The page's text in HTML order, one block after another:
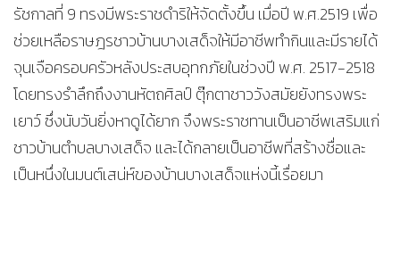
รัชกาลที่ 9 ทรงมีพระราชดำริให้จัดตั้งขึ้น เมื่อปี พ.ศ.2519 เพื่อ
ช่วยเหลือราษฎรชาวบ้านบางเสด็จให้มีอาชีพทำกินและมีรายได้
จุนเจือครอบครัวหลังประสบอุทกภัยในช่วงปี พ.ศ. 2517-2518
โดยทรงรำลึกถึงงานหัตถศิลป์ ตุ๊กตาชาววังสมัยยังทรงพระ
เยาว์ ซึ่งนับวันยิ่งหาดูได้ยาก จึงพระราชทานเป็นอาชีพเสริมแก่
ชาวบ้านตำบลบางเสด็จ และได้กลายเป็นอาชีพที่สร้างชื่อและ
เป็นหนึ่งในมนต์เสน่ห์ของบ้านบางเสด็จแห่งนี้เรื่อยมา